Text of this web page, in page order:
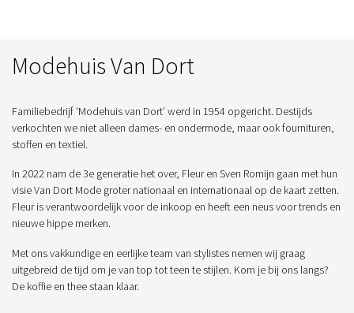
Modehuis Van Dort
Familiebedrijf ‘Modehuis van Dort’ werd in 1954 opgericht. Destijds
verkochten we niet alleen dames- en ondermode, maar ook fournituren,
stoffen en textiel.
In 2022 nam de 3e generatie het over, Fleur en Sven Romijn gaan met hun
visie Van Dort Mode groter nationaal en internationaal op de kaart zetten.
Fleur is verantwoordelijk voor de inkoop en heeft een neus voor trends en
nieuwe hippe merken.
Met ons vakkundige en eerlijke team van stylistes nemen wij graag
uitgebreid de tijd om je van top tot teen te stijlen. Kom je bij ons langs?
De koffie en thee staan klaar.